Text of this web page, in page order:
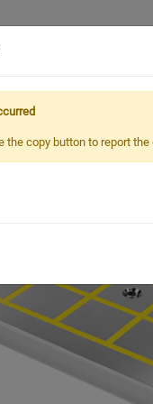
opcionais - Série EEPM
the copy button to report